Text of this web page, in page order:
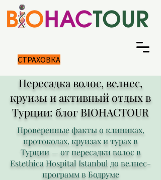
СТРАХОВКА
Пересадка волос, велнес,
круизы и активный отдых в
Турции: блог BIOHACTOUR
Проверенные факты о клиниках,
протоколах, круизах и турах в
Турции — от пересадки волос в
Estethica Hospital Istanbul до велнес-
программ в Бодруме